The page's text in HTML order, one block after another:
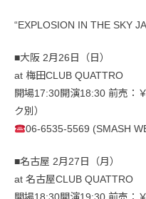
“EXPLOSION IN THE SKY
■大阪 2月26日（日）
at 梅田CLUB QUATTRO
開場17:30開演18:30 前売：
ク別）
06-6535-5569 (SMASH
■名古屋 2月27日（月）
at 名古屋CLUB QUATTRO